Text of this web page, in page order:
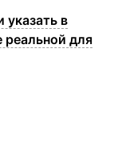
в
реальной для